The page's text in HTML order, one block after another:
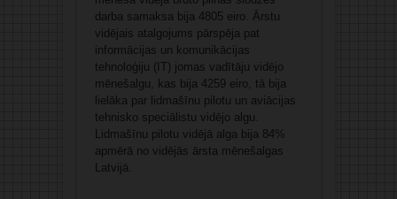
darba samaksa bija 4805 eiro. Ārstu
vidējais atalgojums pārspēja pat
informācijas un komunikācijas
tehnoloģiju (IT) jomas vadītāju vidējo
mēnešalgu, kas bija 4259 eiro, tā bija
lielāka par lidmašīnu pilotu un aviācijas
tehnisko speciālistu vidējo algu.
Lidmašīnu pilotu vidējā alga bija 84%
apmērā no vidējās ārsta mēnešalgas
Latvijā.